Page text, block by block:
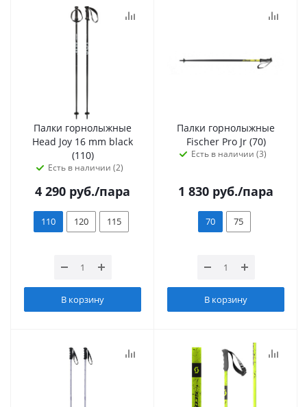
Палки горнолыжные
Head Joy 16 mm black
(110)
Есть в наличии (2)
4 290 руб./пара
110 120 115
В корзину
Палки горнолыжные
Fischer Pro Jr (70)
Есть в наличии (3)
1 830 руб./пара
70 75
В корзину